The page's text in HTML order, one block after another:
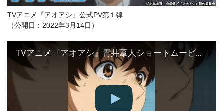
TVアニメ『アオアシ』公式PV第１弾
（公開日：2022年3月14日）
TVアニメ『アオアシ』青井葦人ショートムービー｜4月9日(土)放送開始 #Shorts